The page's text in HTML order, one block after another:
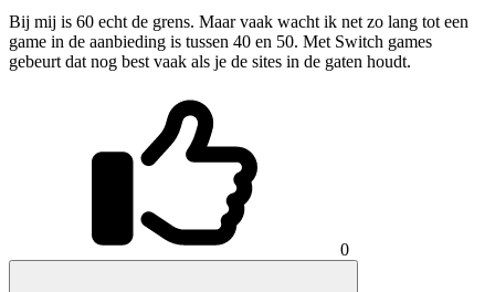
Bij mij is 60 echt de grens. Maar vaak wacht ik net zo lang tot een
game in de aanbieding is tussen 40 en 50. Met Switch games
gebeurt dat nog best vaak als je de sites in de gaten houdt.
0